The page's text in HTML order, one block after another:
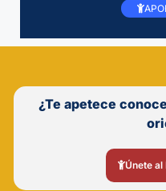
¿Te apetece
Únete al